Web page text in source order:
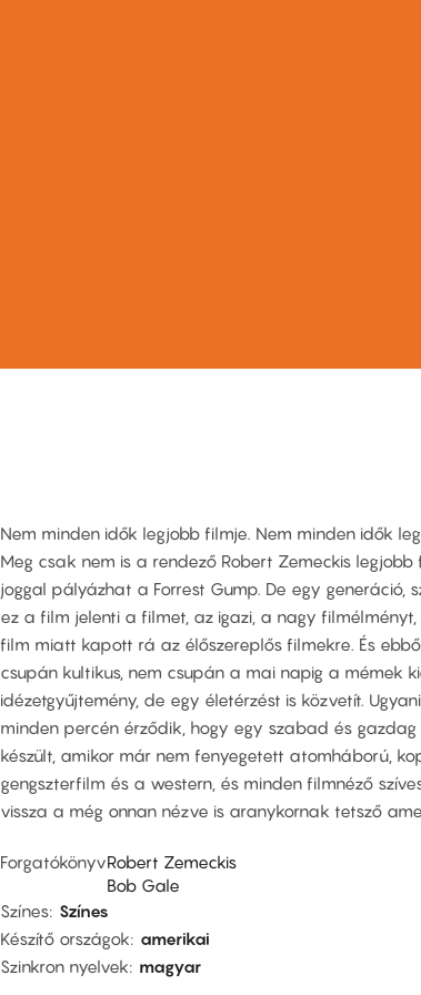
Nem minden idők legjobb filmje. Nem minden idők
Meg csak nem is a rendező Robert Zemeckis
joggal pályázhat a Forrest Gump. De egy generáció,
ez a film jelenti a filmet, az igazi, a nagy
film miatt kapott rá az élőszereplős filmekre. És
csupán kultikus, nem csupán a mai napig a mémek
idézetgyűjtemény, de egy életérzést is közvetít.
minden percén érződik, hogy egy szabad és
készült, amikor már nem fenyegetett atomháború,
gengszterfilm és a western, és minden filmnéző
vissza a még onnan nézve is aranykornak tetsző
ForgatókönyvRobert Zemeckis
Bob Gale
Színes Színes
Készítő országok
amerikai
Szinkron nyelvek
magyar